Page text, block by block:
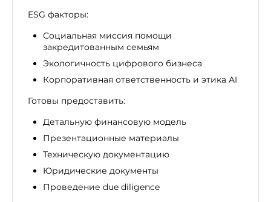
ESG факторы:
Социальная миссия помощи
закредитованным семьям
Экологичность цифрового бизнеса
Корпоративная ответственность и этика AI
Готовы предоставить:
Детальную финансовую модель
Презентационные материалы
Техническую документацию
Юридические документы
Проведение due diligence